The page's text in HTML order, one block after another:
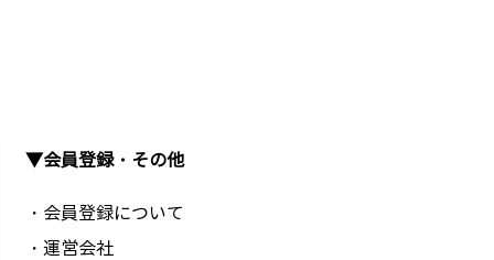
▼会員登録・その他
・会員登録について
・運営会社